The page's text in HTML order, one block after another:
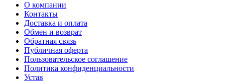
О компании
Контакты
Доставка и оплата
Обмен и возврат
Обратная связь
Публичная оферта
Пользовательское соглашение
Политика конфиденциальности
Устав